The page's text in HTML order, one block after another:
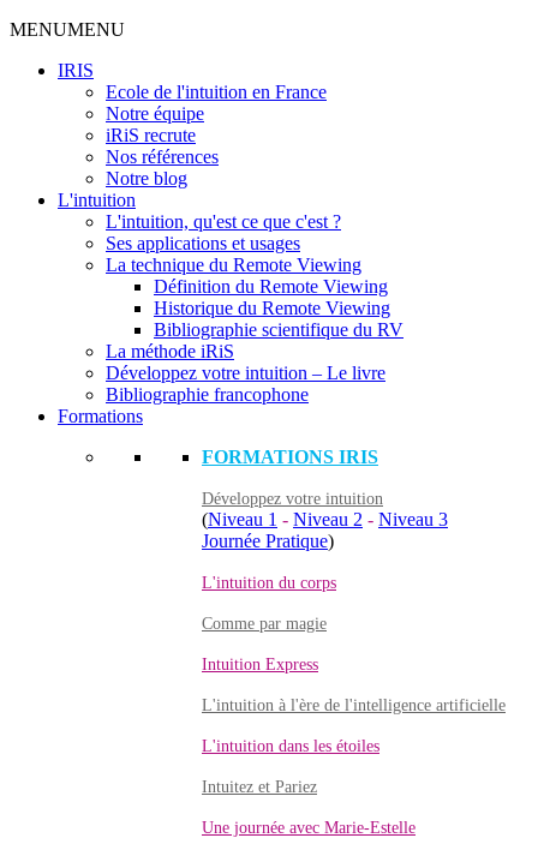
MENUMENU
IRIS
Ecole de l'intuition en France
Notre équipe
iRiS recrute
Nos références
Notre blog
L'intuition
L'intuition, qu'est ce que c'est ?
Ses applications et usages
La technique du Remote Viewing
Définition du Remote Viewing
Historique du Remote Viewing
Bibliographie scientifique du RV
La méthode iRiS
Développez votre intuition – Le livre
Bibliographie francophone
Formations
FORMATIONS IRIS
Développez votre intuition
(Niveau 1 - Niveau 2 - Niveau 3
Journée Pratique)
L'intuition du corps
Comme par magie
Intuition Express
L'intuition à l'ère de l'intelligence artificielle
L'intuition dans les étoiles
Intuitez et Pariez
Une journée avec Marie-Estelle